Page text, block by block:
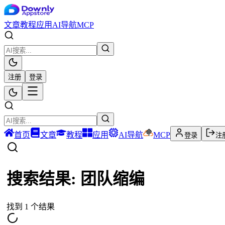
文章教程应用 AI导航MCP
注册 登录
首页 文章 教程 应用 AI导航 MCP 登录 注
搜索结果: 团队缩编
找到 1 个结果